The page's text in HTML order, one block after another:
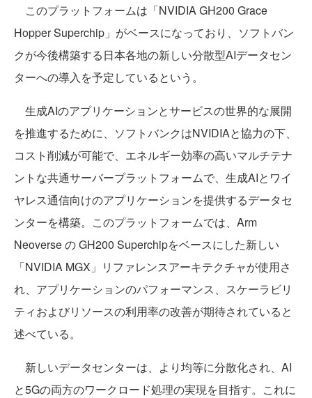
このプラットフォームは「NVIDIA GH200 Grace
Hopper Superchip」がベースになっており、ソフトバン
クが今後構築する日本各地の新しい分散型AIデータセン
ターへの導入を予定しているという。
生成AIのアプリケーションとサービスの世界的な展開
を推進するために、ソフトバンクはNVIDIAと協力の下、
コスト削減が可能で、エネルギー効率の高いマルチテナ
ントな共通サーバープラットフォームで、生成AIとワイ
ヤレス通信向けのアプリケーションを提供するデータセ
ンターを構築。このプラットフォームでは、Arm
Neoverse の GH200 Superchipをベースにした新しい
「NVIDIA MGX」リファレンスアーキテクチャが使用さ
れ、アプリケーションのパフォーマンス、スケーラビリ
ティおよびリソースの利用率の改善が期待されていると
述べている。
新しいデータセンターは、より均等に分散化され、AI
と5Gの両方のワークロード処理の実現を目指す。これに